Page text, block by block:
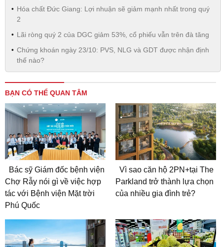
Hóa chất Đức Giang: Lợi nhuận sẽ giảm mạnh nhất trong quý
2
Lãi ròng quý 2 của DGC giảm 53%, cổ phiếu vẫn trên đà tăng
Chứng khoán ngày 23/10: PVS, NLG và GDT được nhận định
thế nào?
BẠN CÓ THỂ QUAN TÂM
Bác sỹ Giám đốc bệnh viện
Chợ Rẫy nói gì về việc hợp
tác với Bệnh viện Mặt trời
Phú Quốc
Vì sao căn hộ 2PN+tại The
Parkland trở thành lựa chọn
của nhiều gia đình trẻ?